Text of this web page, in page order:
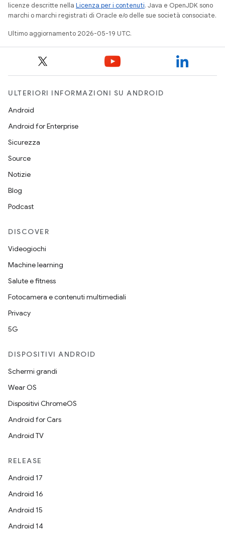
licenze descritte nella Licenza per i contenuti. Java e OpenJDK sono
marchi o marchi registrati di Oracle e/o delle sue società consociate.
Ultimo aggiornamento 2026-05-19 UTC.
ULTERIORI INFORMAZIONI SU ANDROID
Android
Android for Enterprise
Sicurezza
Source
Notizie
Blog
Podcast
DISCOVER
Videogiochi
Machine learning
Salute e fitness
Fotocamera e contenuti multimediali
Privacy
5G
DISPOSITIVI ANDROID
Schermi grandi
Wear OS
Dispositivi ChromeOS
Android for Cars
Android TV
RELEASE
Android 17
Android 16
Android 15
Android 14